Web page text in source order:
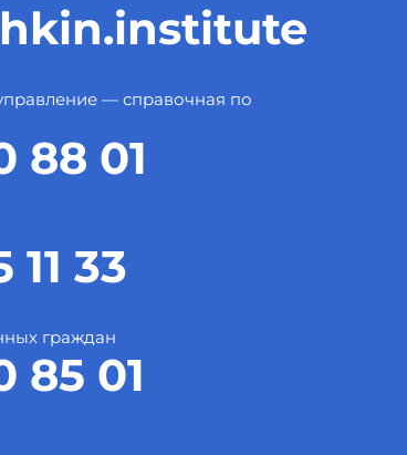
— справочная по
88 01
11 33
граждан
85 01